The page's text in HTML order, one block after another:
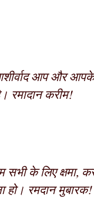
आप और आपके
रमादान करीम!
सभी के लिए क्षमा,
हो। रमदान मुबारक!